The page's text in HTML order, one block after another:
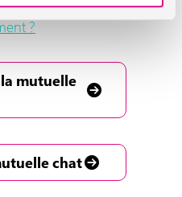
son chat : pourquoi et
?
mutuelle
chat